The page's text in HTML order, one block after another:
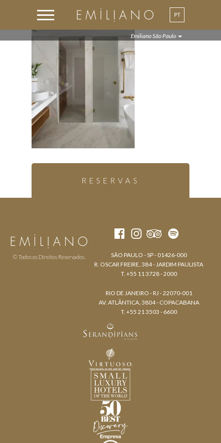
PT
Emiliano São Paulo
RESERVAS
© Todos os Direitos Reservados.
SÃO PAULO - SP - 01426-000
R. OSCAR FREIRE, 384 - JARDIM PAULISTA
T. +55 11 3728 - 2000
RIO DE JANEIRO - RJ - 22070-001
AV. ATLÂNTICA, 3804 - COPACABANA
T. +55 21 3503 - 6600